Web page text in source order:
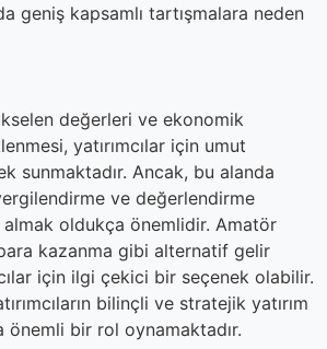
geniş kapsamlı tartışmalara neden
değerleri ve ekonomik
yatırımcılar için umut
sunmaktadır. Ancak, bu alanda
ve değerlendirme
oldukça önemlidir. Amatör
kazanma gibi alternatif gelir
için ilgi çekici bir seçenek olabilir.
bilinçli ve stratejik yatırım
önemli bir rol oynamaktadır.